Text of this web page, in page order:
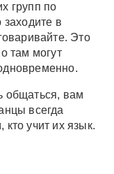
групп по
заходите в
Это
там могут
общаться, вам
всегда
учит их язык.